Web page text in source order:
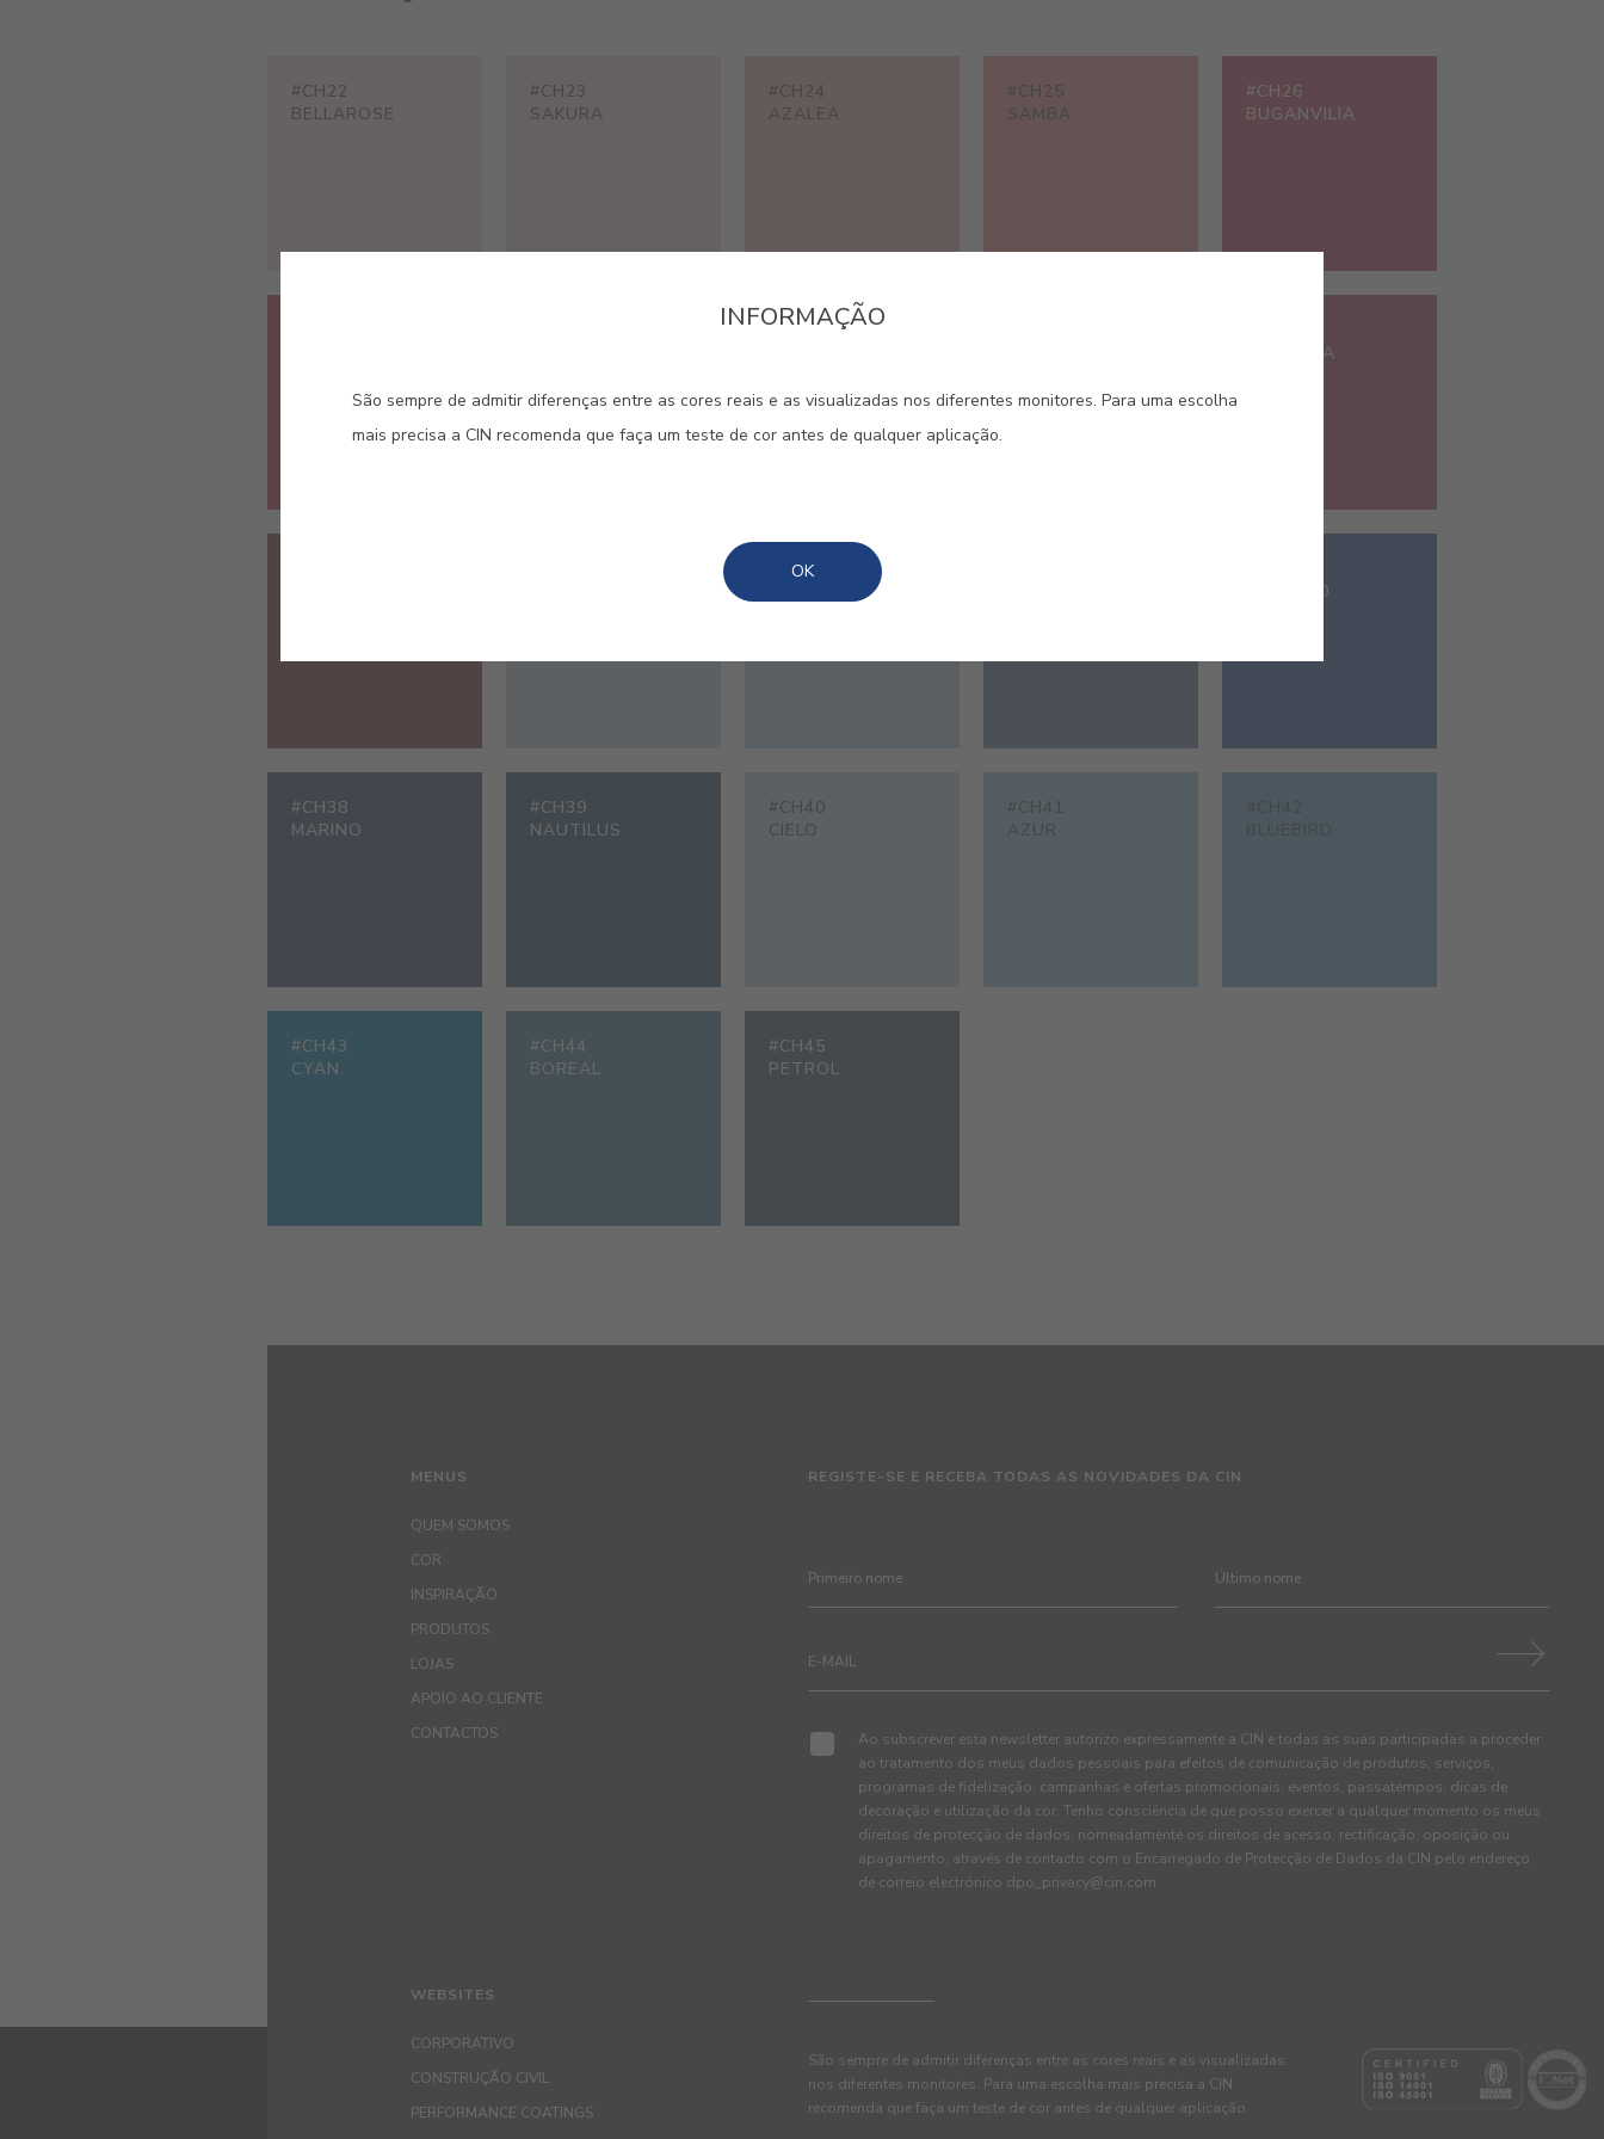
#CH22
BELLAROSE
#CH23
SAKURA
#CH24
AZALEA
#CH25
SAMBA
#CH26
BUGANVILIA
#CH30
MAGENTA
#CH35
COBALTO
#CH38
MARINO
#CH39
NAUTILUS
#CH40
CIELO
#CH41
AZUR
#CH42
BLUEBIRD
#CH43
CYAN
#CH44
BOREAL
#CH45
PETROL
MENUS
QUEM SOMOS
COR
INSPIRAÇÃO
PRODUTOS
LOJAS
APOIO AO CLIENTE
CONTACTOS
REGISTE-SE E RECEBA TODAS AS NOVIDADES DA CIN
Ao subscrever esta newsletter autorizo expressamente a CIN e todas as suas participadas a proceder
ao tratamento dos meus dados pessoais para efeitos de comunicação de produtos, serviços,
programas de fidelização, campanhas e ofertas promocionais, eventos, passatempos, dicas de
decoração e utilização da cor. Tenho consciência de que posso exercer a qualquer momento os meus
direitos de protecção de dados, nomeadamente os direitos de acesso, rectificação, oposição ou
apagamento, através de contacto com o Encarregado de Protecção de Dados da CIN pelo endereço
de correio electrónico dpo_privacy@cin.com
WEBSITES
CORPORATIVO
CONSTRUÇÃO CIVIL
PERFORMANCE COATINGS
São sempre de admitir diferenças entre as cores reais e as visualizadas
nos diferentes monitores. Para uma escolha mais precisa a CIN
recomenda que faça um teste de cor antes de qualquer aplicação.
INFORMAÇÃO
São sempre de admitir diferenças entre as cores reais e as visualizadas nos diferentes monitores. Para uma escolha
mais precisa a CIN recomenda que faça um teste de cor antes de qualquer aplicação.
OK